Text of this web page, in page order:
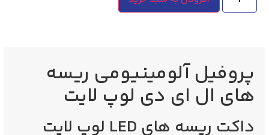
پروفیل آلومینیومی ریسه
های ال ای دی لوپ لایت
داکت ریسه های LED لوپ لایت